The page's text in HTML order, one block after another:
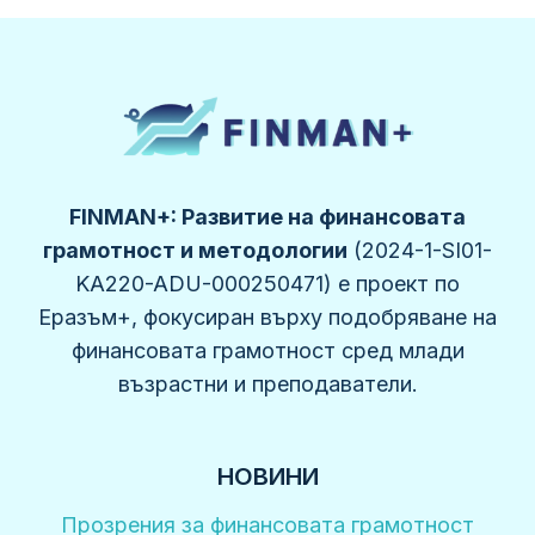
FINMAN+: Развитие на финансовата
грамотност и методологии (2024-1-SI01-
KA220-ADU-000250471) е проект по
Еразъм+, фокусиран върху подобряване на
финансовата грамотност сред млади
възрастни и преподаватели.
НОВИНИ
Прозрения за финансовата грамотност